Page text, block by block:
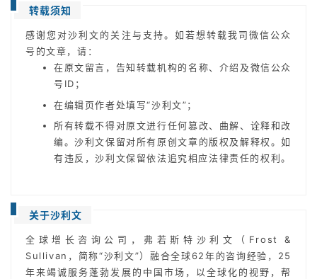
转载须知
感谢您对沙利文的关注与支持。如若想转载我司微信公众
号的文章，请：
在原文留言，告知转载机构的名称、介绍及微信公众
号ID；
在编辑页作者处填写“沙利文”；
所有转载不得对原文进行任何篡改、曲解、诠释和改
编。沙利文保留对所有原创文章的版权及解释权。如
有违反，沙利文保留依法追究相应法律责任的权利。
关于沙利文
全球增长咨询公司，弗若斯特沙利文（Frost &
Sullivan，简称“沙利文”）融合全球62年的咨询经验，25
年来竭诚服务蓬勃发展的中国市场，以全球化的视野，帮